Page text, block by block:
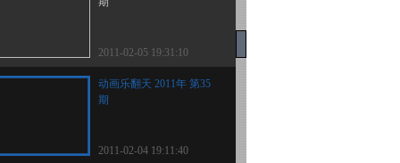
2011-02-05 19:31:10
动画乐翻天 2011年 第35
期
2011-02-04 19:11:40